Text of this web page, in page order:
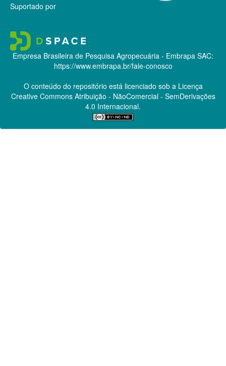
Suportado por
Empresa Brasileira de Pesquisa Agropecuária - Embrapa SAC:
https://www.embrapa.br/fale-conosco
O conteúdo do repositório está licenciado sob a Licença
Creative CommonsAtribuição - NãoComercial - SemDerivações
4.0 Internacional.